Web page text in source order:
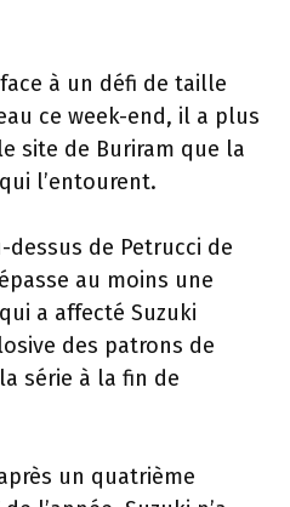
à un défi de taille
ce week-end, il a plus
site de Buriram que la
l’entourent.
dessus de Petrucci de
au moins une
a affecté Suzuki
des patrons de
série à la fin de
un quatrième